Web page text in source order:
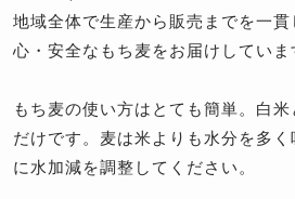
地域全体で生産から販売までを一
心・安全なもち麦をお届けしていま
もち麦の使い方はとても簡単。白米
だけです。麦は米よりも水分を多く
に水加減を調整してください。